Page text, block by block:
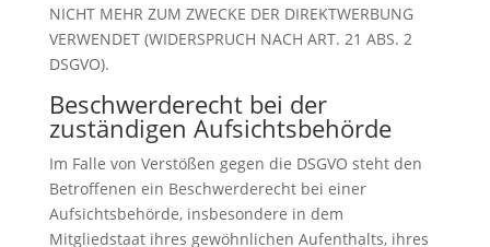
NICHT MEHR ZUM ZWECKE DER DIREKTWERBUNG
VERWENDET (WIDERSPRUCH NACH ART. 21 ABS. 2
DSGVO).
Beschwerde­recht bei der
zuständigen Aufsichts­behörde
Im Falle von Verstößen gegen die DSGVO steht den
Betroffenen ein Beschwerderecht bei einer
Aufsichtsbehörde, insbesondere in dem
Mitgliedstaat ihres gewöhnlichen Aufenthalts, ihres